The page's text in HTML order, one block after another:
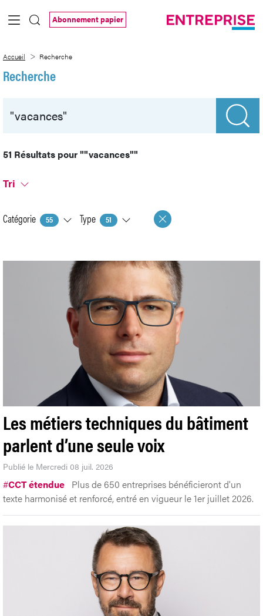
Saut au contenu principal
Abonnement papier
Accueil Recherche
Recherche
51 Résultats pour""vacances""
Tri
Catégorie 55 Type 51
Les métiers techniques du bâtiment
parlent d’une seule voix
Publié le Mercredi 08 juil. 2026
#CCT étendue Plus de 650 entreprises bénéficieront d'un
texte harmonisé et renforcé, entré en vigueur le 1er juillet 2026.